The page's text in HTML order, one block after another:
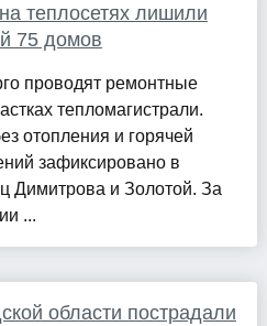
теплосетях лишили
75 домов
проводят ремонтные
тепломагистрали.
отопления и горячей
зафиксировано в
Димитрова и Золотой. За
...
области пострадали